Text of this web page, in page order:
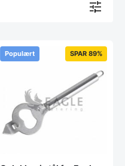
Populært SPAR 89%